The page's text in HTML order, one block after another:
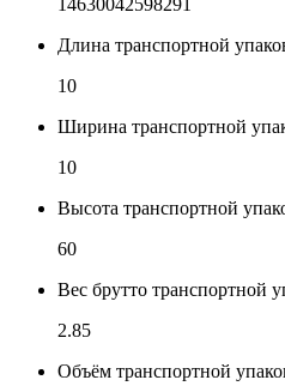
Длина транспортной
10
Ширина транспортной
10
Высота транспортной
60
Вес брутто транспортной
2.85
Объём транспортной